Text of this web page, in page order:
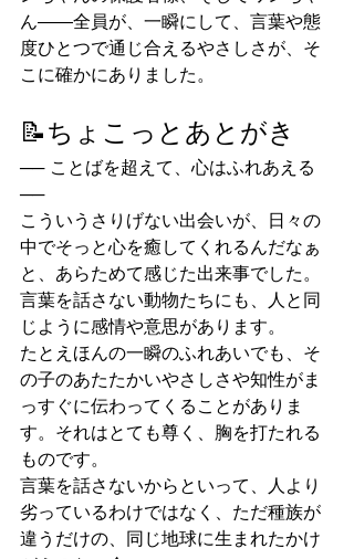
ん――全員が、一瞬にして、言葉や態
度ひとつで通じ合えるやさしさが、そ
こに確かにありました。
📝ちょこっとあとがき
── ことばを超えて、心はふれあえる
──
こういうさりげない出会いが、日々の
中でそっと心を癒してくれるんだなぁ
と、あらためて感じた出来事でした。
言葉を話さない動物たちにも、人と同
じように感情や意思があります。
たとえほんの一瞬のふれあいでも、そ
の子のあたたかいやさしさや知性がま
っすぐに伝わってくることがありま
す。それはとても尊く、胸を打たれる
ものです。
言葉を話さないからといって、人より
劣っているわけではなく、ただ種族が
違うだけの、同じ地球に生まれたかけ